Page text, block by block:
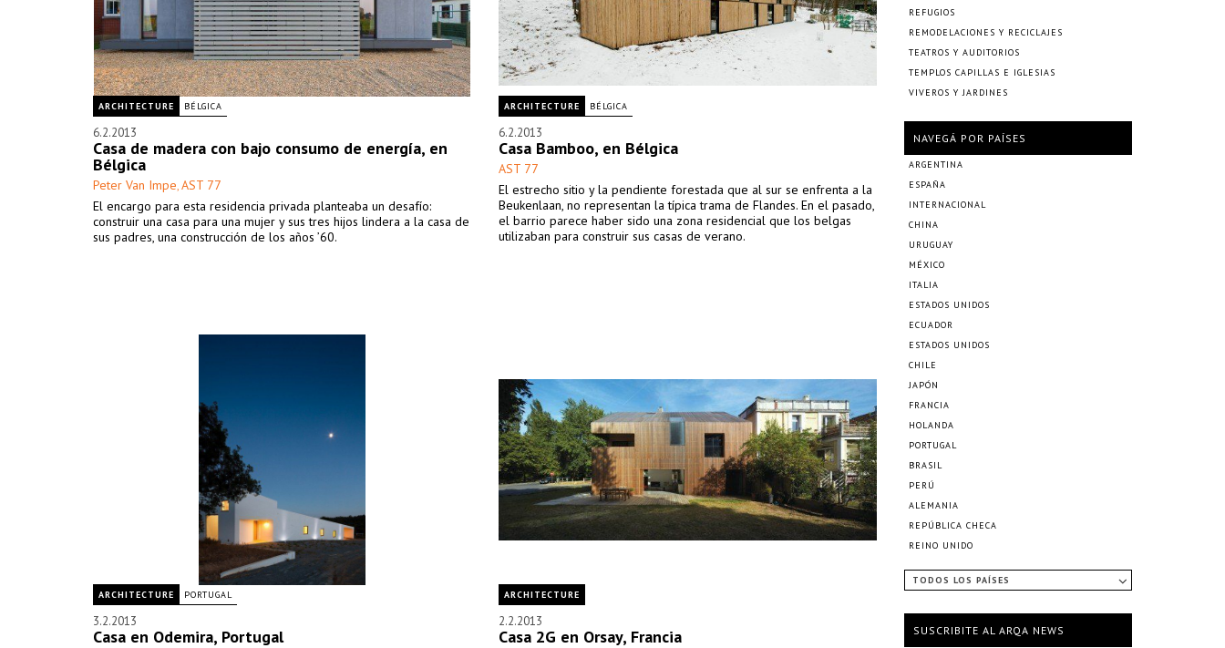
ARCHITECTURE BÉLGICA
6.2.2013
Casa de madera con bajo consumo de energía, en
Bélgica
Peter Van Impe, AST 77
El encargo para esta residencia privada planteaba un desafío:
construir una casa para una mujer y sus tres hijos lindera a la casa de
sus padres, una construcción de los años ’60.
ARCHITECTURE BÉLGICA
6.2.2013
Casa Bamboo, en Bélgica
AST 77
El estrecho sitio y la pendiente forestada que al sur se enfrenta a la
Beukenlaan, no representan la típica trama de Flandes. En el pasado,
el barrio parece haber sido una zona residencial que los belgas
utilizaban para construir sus casas de verano.
ARCHITECTURE PORTUGAL
3.2.2013
Casa en Odemira, Portugal
ARCHITECTURE
2.2.2013
Casa 2G en Orsay, Francia
REFUGIOS
REMODELACIONES Y RECICLAJES
TEATROS Y AUDITORIOS
TEMPLOS CAPILLAS E IGLESIAS
VIVEROS Y JARDINES
NAVEGÁ POR PAÍSES
ARGENTINA
ESPAÑA
INTERNACIONAL
CHINA
URUGUAY
MÉXICO
ITALIA
ESTADOS UNIDOS
ECUADOR
ESTADOS UNIDOS
CHILE
JAPÓN
FRANCIA
HOLANDA
PORTUGAL
BRASIL
PERÚ
ALEMANIA
REPÚBLICA CHECA
REINO UNIDO
TODOS LOS PAÍSES
SUSCRIBITE AL ARQA NEWS